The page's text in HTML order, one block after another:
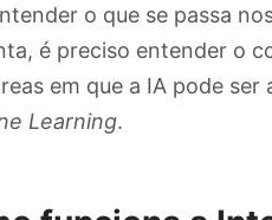
o que se passa
é preciso entender o
em que a IA pode
Learning.